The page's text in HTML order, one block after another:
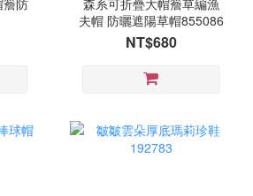
夫帽 防曬遮陽草帽855086
NT$680